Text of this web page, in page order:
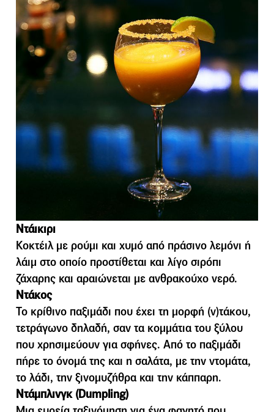
Ντάικιρι
Κοκτέιλ με ρούμι και χυμό από πράσινο λεμόνι ή
λάιμ στο οποίο προστίθεται και λίγο σιρόπι
ζάχαρης και αραιώνεται με ανθρακούχο νερό.
Ντάκος
Το κρίθινο παξιµάδι που έχει τη µορφή (ν)τάκου,
τετράγωνο δηλαδή, σαν τα κοµµάτια του ξύλου
που χρησιµεύουν για σφήνες. Από το παξιµάδι
πήρε το όνοµά της και η σαλάτα, µε την ντοµάτα,
το λάδι, την ξινοµυζήθρα και την κάππαρη.
Ντάµπλινγκ (Dumpling)